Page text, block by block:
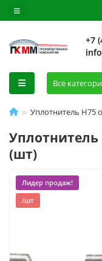
+7
Все
Уплотнитель Н75
Уплотнитель
(шт)
Лидер продаж!
/шт